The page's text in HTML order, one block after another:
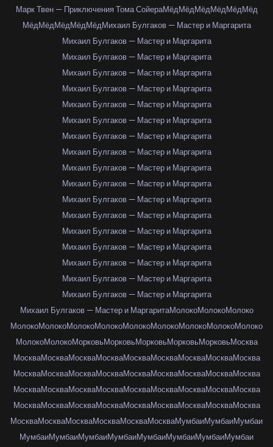
Марк Твен — Приключения Тома СойераМёдМёдМёдМёдМёдМёд
МёдМёдМёдМёдМёдМихаил Булгаков — Мастер и Маргарита
Михаил Булгаков — Мастер и Маргарита
Михаил Булгаков — Мастер и Маргарита
Михаил Булгаков — Мастер и Маргарита
Михаил Булгаков — Мастер и Маргарита
Михаил Булгаков — Мастер и Маргарита
Михаил Булгаков — Мастер и Маргарита
Михаил Булгаков — Мастер и Маргарита
Михаил Булгаков — Мастер и Маргарита
Михаил Булгаков — Мастер и Маргарита
Михаил Булгаков — Мастер и Маргарита
Михаил Булгаков — Мастер и Маргарита
Михаил Булгаков — Мастер и Маргарита
Михаил Булгаков — Мастер и Маргарита
Михаил Булгаков — Мастер и Маргарита
Михаил Булгаков — Мастер и Маргарита
Михаил Булгаков — Мастер и Маргарита
Михаил Булгаков — Мастер и Маргарита
Михаил Булгаков — Мастер и МаргаритаМолокоМолокоМолоко
МолокоМолокоМолокоМолокоМолокоМолокоМолокоМолокоМолоко
МолокоМолокоМорковьМорковьМорковьМорковьМорковьМосква
МоскваМоскваМоскваМоскваМоскваМоскваМоскваМоскваМосква
МоскваМоскваМоскваМоскваМоскваМоскваМоскваМоскваМосква
МоскваМоскваМоскваМоскваМоскваМоскваМоскваМоскваМосква
МоскваМоскваМоскваМоскваМоскваМоскваМоскваМоскваМосква
МоскваМоскваМоскваМоскваМоскваМоскваМумбаиМумбаиМумбаи
МумбаиМумбаиМумбаиМумбаиМумбаиМумбаиМумбаиМумбаи